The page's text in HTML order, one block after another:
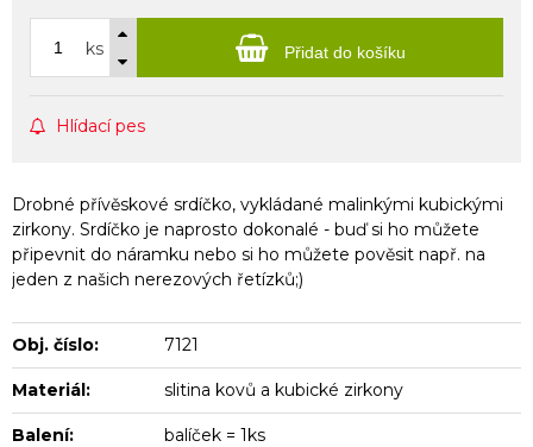
ks Přidat do košíku
Hlídací pes
Drobné přívěskové srdíčko, vykládané malinkými kubickými
zirkony. Srdíčko je naprosto dokonalé - buď si ho můžete
připevnit do náramku nebo si ho můžete pověsit např. na
jeden z našich nerezových řetízků;)
Obj. číslo: 7121
Materiál: slitina kovů a kubické zirkony
Balení: balíček = 1ks